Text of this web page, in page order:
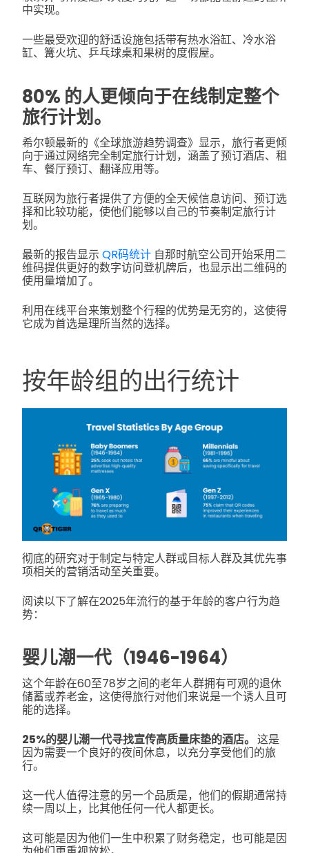
中实现。
一些最受欢迎的舒适设施包括带有热水浴缸、冷水浴
缸、篝火坑、乒乓球桌和果树的度假屋。
80% 的人更倾向于在线制定整个
旅行计划。
希尔顿最新的《全球旅游趋势调查》显示，旅行者更倾
向于通过网络完全制定旅行计划，涵盖了预订酒店、租
车、餐厅预订、翻译应用等。
互联网为旅行者提供了方便的全天候信息访问、预订选
择和比较功能，使他们能够以自己的节奏制定旅行计
划。
最新的报告显示 QR码统计 自那时航空公司开始采用二
维码提供更好的数字访问登机牌后，也显示出二维码的
使用量增加了。
利用在线平台来策划整个行程的优势是无穷的，这使得
它成为首选是理所当然的选择。
按年龄组的出行统计
彻底的研究对于制定与特定人群或目标人群及其优先事
项相关的营销活动至关重要。
阅读以下了解在2025年流行的基于年龄的客户行为趋
势：
婴儿潮一代（1946-1964）
这个年龄在60至78岁之间的老年人群拥有可观的退休
储蓄或养老金，这使得旅行对他们来说是一个诱人且可
能的选择。
25%的婴儿潮一代寻找宣传高质量床垫的酒店。 这是
因为需要一个良好的夜间休息，以充分享受他们的旅
行。
这一代人值得注意的另一个品质是，他们的假期通常持
续一周以上，比其他任何一代人都更长。
这可能是因为他们一生中积累了财务稳定，也可能是因